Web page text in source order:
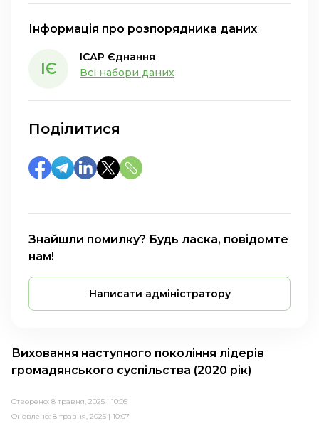
Виховання наступного покоління лідерів
громадянського суспільства (2020 рік)
Створено: 8 травня, 2025 | 10:05
Оновлено: 8 травня, 2025 | 10:07
Інформація про розпорядника даних
ІЄ
ІСАР Єднання
Всі набори даних
Поділитися
Знайшли помилку? Будь ласка, повідомте
нам!
Написати адміністратору